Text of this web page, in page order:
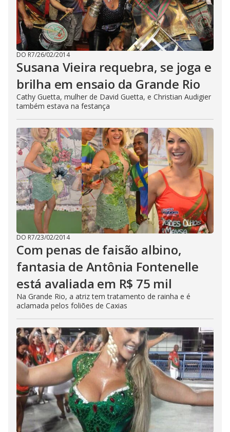
DO R7/26/02/2014
Susana Vieira requebra, se joga e
brilha em ensaio da Grande Rio
Cathy Guetta, mulher de David Guetta, e Christian Audigier
também estava na festança
DO R7/23/02/2014
Com penas de faisão albino,
fantasia de Antônia Fontenelle
está avaliada em R$ 75 mil
Na Grande Rio, a atriz tem tratamento de rainha e é
aclamada pelos foliões de Caxias